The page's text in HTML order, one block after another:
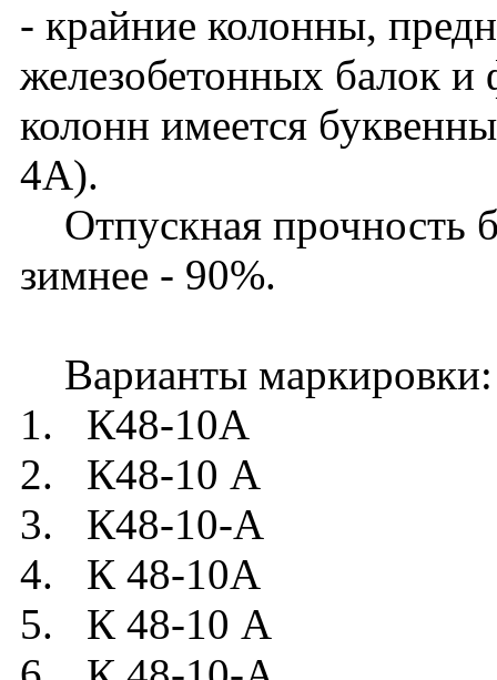
- крайние колонны,
железобетонных балок и
колонн имеется
4А).
Отпускная прочность
зимнее - 90%.
Варианты маркировки:
1. К48-10А
2. К48-10 А
3. К48-10-А
4. К 48-10А
5. К 48-10 А